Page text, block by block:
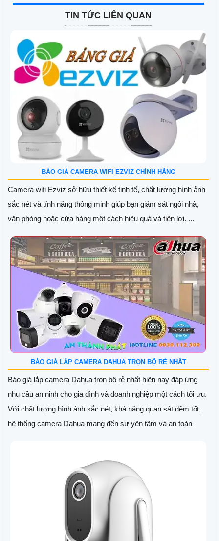
TIN TỨC LIÊN QUAN
BÁO GIÁ CAMERA WIFI EZVIZ CHÍNH HÃNG
Camera wifi Ezviz sở hữu thiết kế tinh tế, chất lượng hình ảnh
sắc nét và tính năng thông minh giúp bạn giám sát ngôi nhà,
văn phòng hoặc cửa hàng một cách hiệu quả và tiện lợi. ...
BÁO GIÁ LẮP CAMERA DAHUA TRỌN BỘ RẺ NHẤT
Báo giá lắp camera Dahua trọn bộ rẻ nhất hiện nay đáp ứng
nhu cầu an ninh cho gia đình và doanh nghiệp một cách tối ưu.
Với chất lượng hình ảnh sắc nét, khả năng quan sát đêm tốt,
hệ thống camera Dahua mang đến sự yên tâm và an toàn